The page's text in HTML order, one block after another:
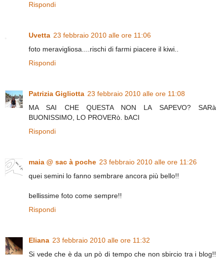
Rispondi
Uvetta 23 febbraio 2010 alle ore 11:06
foto meravigliosa....rischi di farmi piacere il kiwi..
Rispondi
Patrizia Gigliotta 23 febbraio 2010 alle ore 11:08
MA SAI CHE QUESTA NON LA SAPEVO? SARà
BUONISSIMO, LO PROVERò. bACI
Rispondi
maia @ sac à poche 23 febbraio 2010 alle ore 11:26
quei semini lo fanno sembrare ancora più bello!!
bellissime foto come sempre!!
Rispondi
Eliana 23 febbraio 2010 alle ore 11:32
Si vede che è da un pò di tempo che non sbircio tra i blog!!